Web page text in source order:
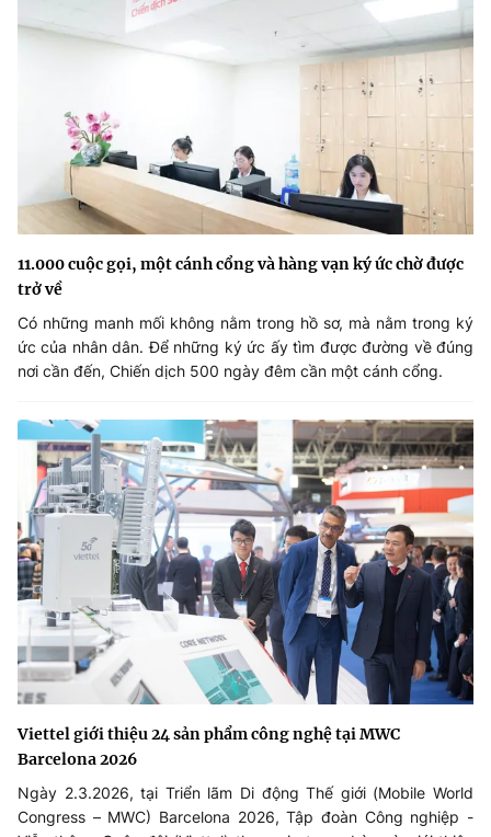
11.000 cuộc gọi, một cánh cổng và hàng vạn ký ức chờ được
trở về
Có những manh mối không nằm trong hồ sơ, mà nằm trong ký
ức của nhân dân. Để những ký ức ấy tìm được đường về đúng
nơi cần đến, Chiến dịch 500 ngày đêm cần một cánh cổng.
Viettel giới thiệu 24 sản phẩm công nghệ tại MWC
Barcelona 2026
Ngày 2.3.2026, tại Triển lãm Di động Thế giới (Mobile World
Congress – MWC) Barcelona 2026, Tập đoàn Công nghiệp -